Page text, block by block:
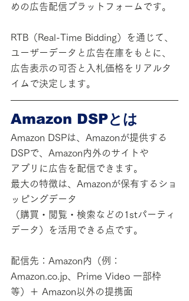
めの広告配信プラットフォームです。
RTB（Real-Time Bidding）を通じて、
ユーザーデータと広告在庫をもとに、
広告表示の可否と入札価格をリアルタ
イムで決定します。
Amazon DSPとは
Amazon DSPは、Amazonが提供する
DSPで、Amazon内外のサイトや
アプリに広告を配信できます。
最大の特徴は、Amazonが保有するショ
ッピングデータ
（購買・閲覧・検索などの1stパーティ
データ）を活用できる点です。
配信先：Amazon内（例：
Amazon.co.jp、Prime Video 一部枠
等）＋ Amazon以外の提携面